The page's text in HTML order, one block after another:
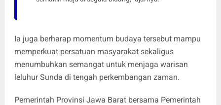
Ia juga berharap momentum budaya tersebut mampu
memperkuat persatuan masyarakat sekaligus
menumbuhkan semangat untuk menjaga warisan
leluhur Sunda di tengah perkembangan zaman.
Pemerintah Provinsi Jawa Barat bersama Pemerintah